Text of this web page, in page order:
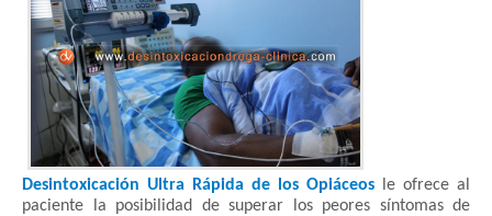
Desintoxicación Ultra Rápida de los Opiáceos le ofrece al
paciente la posibilidad de superar los peores síntomas de